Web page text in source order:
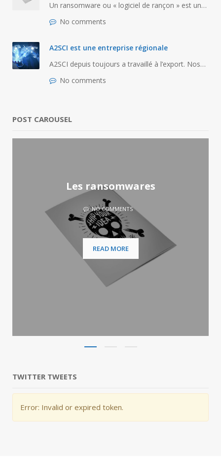
Un ransomware ou « logiciel de rançon » est un…
No comments
A2SCI est une entreprise régionale
A2SCI depuis toujours a travaillé à l’export. Nos…
No comments
POST CAROUSEL
une entreprise
TWITTER TWEETS
Error: Invalid or expired token.